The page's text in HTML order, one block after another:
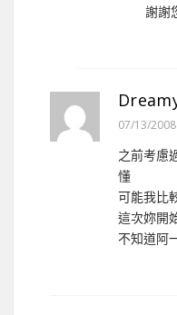
謝謝
07/13/2008
之前考慮
懂
可能我比
這次妳開
不知道阿